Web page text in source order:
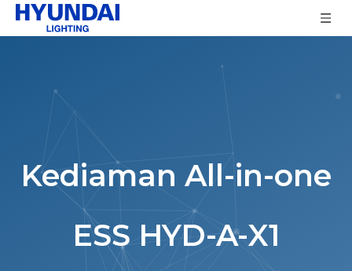
Kediaman All-in-one
ESS HYD-A-X1